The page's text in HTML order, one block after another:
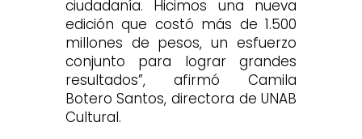
ciudadanía. Hicimos una nueva
edición que costó más de 1.500
millones de pesos, un esfuerzo
conjunto para lograr grandes
resultados”, afirmó Camila
Botero Santos, directora de UNAB
Cultural.